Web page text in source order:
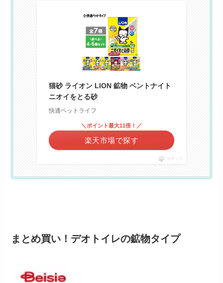
猫砂 ライオン LION 鉱物 ベントナイト
ニオイをとる砂
快適ペットライフ
＼ポイント最大11倍！／
楽天市場で探す
ポチップ
まとめ買い！デオトイレの鉱物タイプ